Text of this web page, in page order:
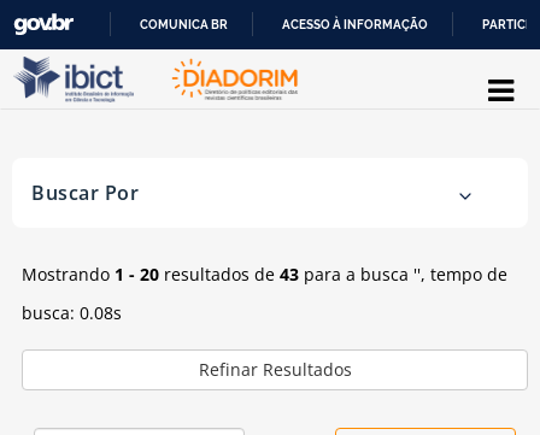
IR
COMUNICA BR ACESSO À INFORMAÇÃO
Mostrando1 - 20 resultados de43para a busca '
Pular para o conteúdo
Buscar Por
Mostrando 1 - 20 resultados de 43 para a busca '', tempo de
busca: 0.08s
Refinar Resultados